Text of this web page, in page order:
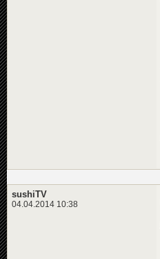
sushiTV
04.04.2014 10:38